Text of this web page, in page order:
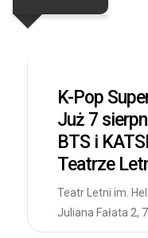
K-Pop
Już 7
BTS i
Teatrze
Teatr Letni im.
Juliana Fałata 2,